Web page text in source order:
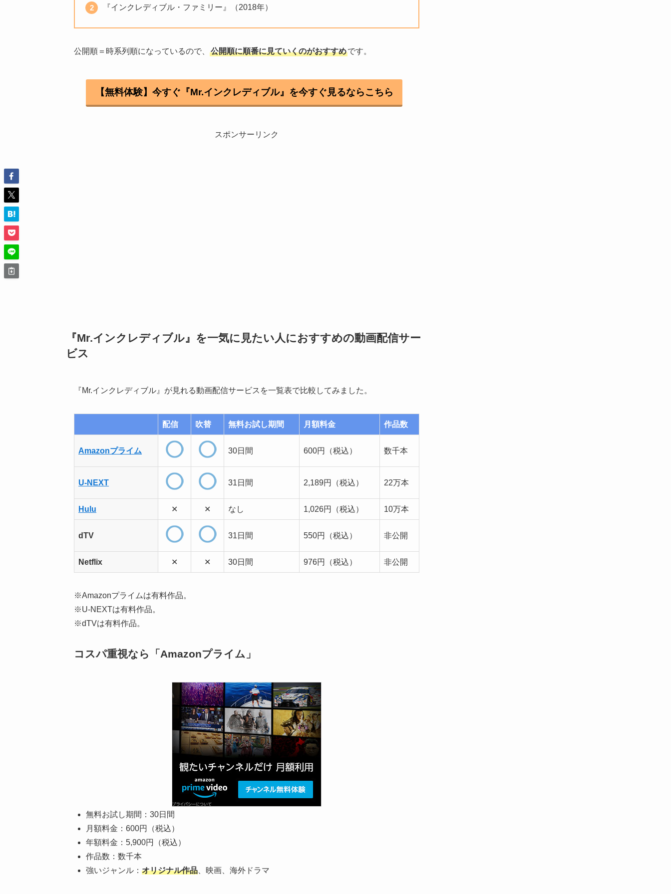
『インクレディブル・ファミリー』（2018年）
公開順＝時系列順になっているので、 公開順に順番に見ていくのがおすすめです。
【無料体験】今すぐ『Mr.インクレディブル』を今すぐ見るならこちら
スポンサーリンク
『Mr.インクレディブル』を一気に見たい人におすすめの動画配信サー
ビス
『Mr.インクレディブル』が見れる動画配信サービスを一覧表で比較してみました。
配信 吹替 無料お試し期間 月額料金 作品数
Amazonプライム 30日間 600円（税込） 数千本
U-NEXT 31日間 2,189円（税込） 22万本
Hulu ✕ ✕ なし 1,026円（税込） 10万本
dTV 31日間 550円（税込） 非公開
Netflix ✕ ✕ 30日間 976円（税込） 非公開
※Amazonプライムは有料作品。
※U-NEXTは有料作品。
※dTVは有料作品。
コスパ重視なら「Amazonプライム」
無料お試し期間：30日間
月額料金：600円（税込）
年額料金：5,900円（税込）
作品数：数千本
強いジャンル： オリジナル作品 、映画、海外ドラマ